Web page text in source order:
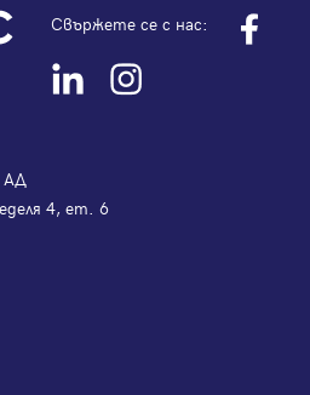
Свържете се с нас:
АД
4, ет. 6